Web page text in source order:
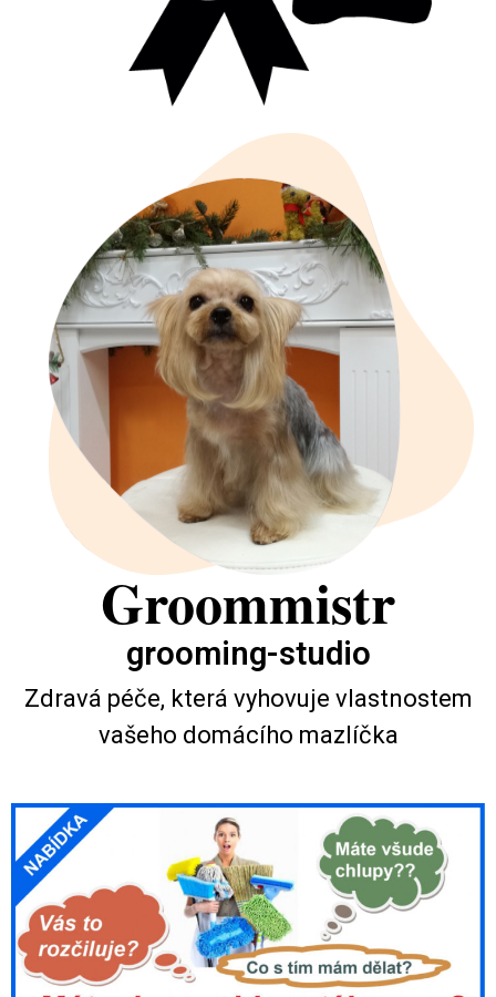
Groommistr
grooming-studio
Zdravá péče, která vyhovuje vlastnostem
vašeho domácího mazlíčka